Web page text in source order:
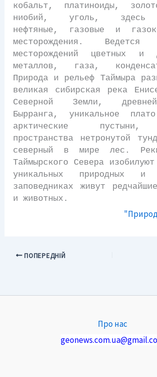
кобальт, платиноиды,
ниобий, уголь, здесь
нефтяные, газовые и
месторождения. Ведется
месторождений цветных и
металлов, газа,
Природа и рельеф Таймыра
великая сибирская река
Северной Земли,
Бырранга, уникальное
арктические пустыни,
пространства нетронутой
северный в мире лес.
Таймырского Севера
уникальных природных и
заповедниках живут
и животных.
ПОПЕРЕДНІЙ
Про нас